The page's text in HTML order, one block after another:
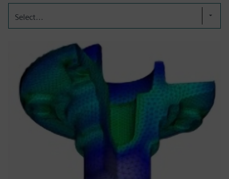
Select...